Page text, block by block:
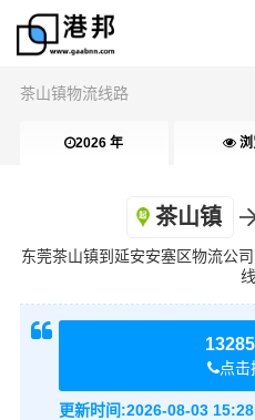
茶山镇物流线路
2026 年 浏
茶山镇
东莞茶山镇到延安安塞区物流公
线
点
更新时间:2026-08-03